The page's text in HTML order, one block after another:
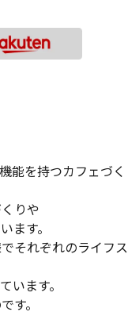
能を持つカフェづく
りや
ます。
それぞれのライフス
います。
す。